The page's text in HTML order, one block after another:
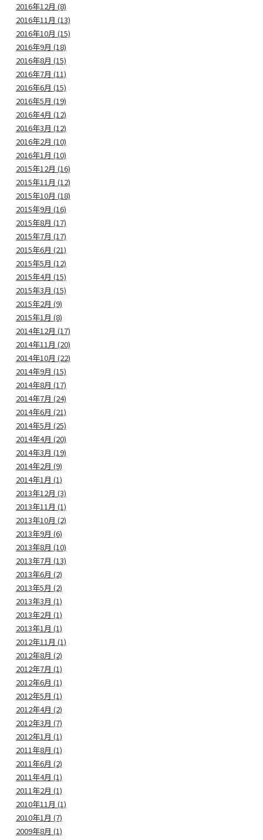
2016年12月 (8)
2016年11月 (13)
2016年10月 (15)
2016年9月 (18)
2016年8月 (15)
2016年7月 (11)
2016年6月 (15)
2016年5月 (19)
2016年4月 (12)
2016年3月 (12)
2016年2月 (10)
2016年1月 (10)
2015年12月 (16)
2015年11月 (12)
2015年10月 (18)
2015年9月 (16)
2015年8月 (17)
2015年7月 (17)
2015年6月 (21)
2015年5月 (12)
2015年4月 (15)
2015年3月 (15)
2015年2月 (9)
2015年1月 (8)
2014年12月 (17)
2014年11月 (20)
2014年10月 (22)
2014年9月 (15)
2014年8月 (17)
2014年7月 (24)
2014年6月 (21)
2014年5月 (25)
2014年4月 (20)
2014年3月 (19)
2014年2月 (9)
2014年1月 (1)
2013年12月 (3)
2013年11月 (1)
2013年10月 (2)
2013年9月 (6)
2013年8月 (10)
2013年7月 (13)
2013年6月 (2)
2013年5月 (2)
2013年3月 (1)
2013年2月 (1)
2013年1月 (1)
2012年11月 (1)
2012年8月 (2)
2012年7月 (1)
2012年6月 (1)
2012年5月 (1)
2012年4月 (2)
2012年3月 (7)
2012年1月 (1)
2011年8月 (1)
2011年6月 (2)
2011年4月 (1)
2011年2月 (1)
2010年11月 (1)
2010年1月 (7)
2009年8月 (1)